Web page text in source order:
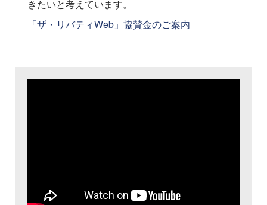
きたいと考えています。
「ザ・リバティWeb」協賛金のご案内